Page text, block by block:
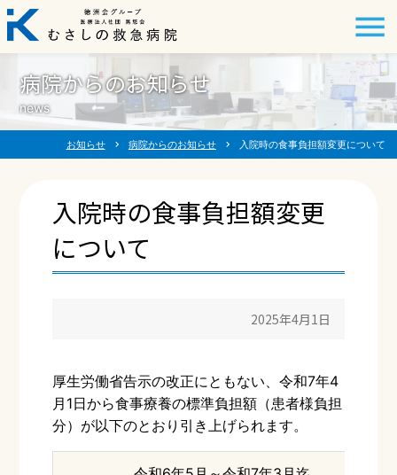
病院からのお知らせ
news
お知らせ chevron_right 病院からのお知らせ chevron_right 入院時の食事負担額変更について
入院時の食事負担額変更
について
2025年4月1日
厚生労働省告示の改正にともない、令和7年4
月1日から食事療養の標準負担額（患者様負担
分）が以下のとおり引き上げられます。